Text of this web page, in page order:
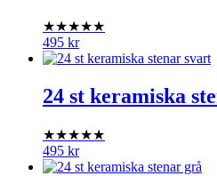
★★★★★
495 kr
24 st keramiska
★★★★★
495 kr